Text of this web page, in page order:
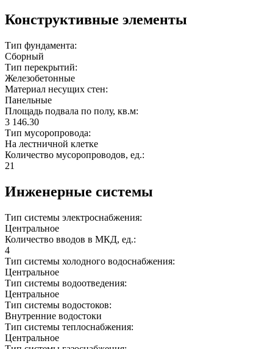
Конструктивные элементы
Тип фундамента:
Сборный
Тип перекрытий:
Железобетонные
Материал несущих стен:
Панельные
Площадь подвала по полу, кв.м:
3 146.30
Тип мусоропровода:
На лестничной клетке
Количество мусоропроводов, ед.:
21
Инженерные системы
Тип системы электроснабжения:
Центральное
Количество вводов в МКД, ед.:
4
Тип системы холодного водоснабжения:
Центральное
Тип системы водоотведения:
Центральное
Тип системы водостоков:
Внутренние водостоки
Тип системы теплоснабжения:
Центральное